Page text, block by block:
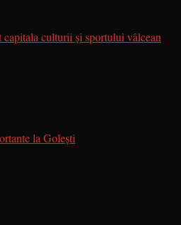
culturii și sportului vâlcean
la Golești